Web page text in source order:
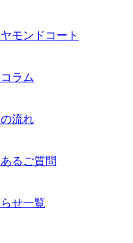
モンドコート
ラム
流れ
るご質問
せ一覧